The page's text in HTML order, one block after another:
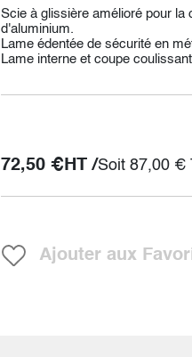
Scie à glissière amélioré pour la
d'aluminium.
Lame édentée de sécurité en
Lame interne et coupe
72,50€ HT /Soit 87,00€
Ajouter aux